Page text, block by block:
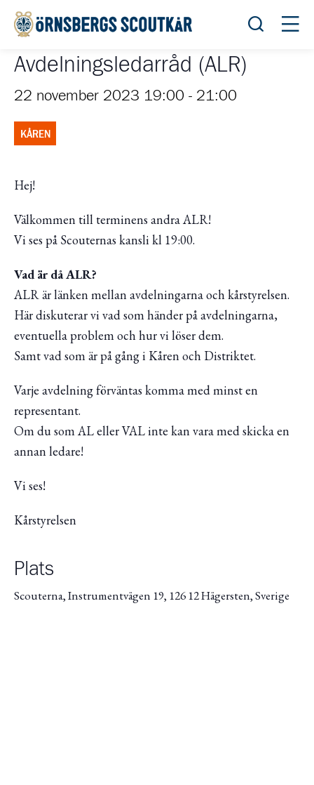
Öppna
Avdelningsledarråd (ALR)
22 november 2023 19:00 - 21:00
KÅREN
Hej!
Välkommen till terminens andra ALR!
Vi ses på Scouternas kansli kl 19:00.
Vad är då ALR?
ALR är länken mellan avdelningarna och kårstyrelsen.
Här diskuterar vi vad som händer på avdelningarna,
eventuella problem och hur vi löser dem.
Samt vad som är på gång i Kåren och Distriktet.
Varje avdelning förväntas komma med minst en
representant.
Om du som AL eller VAL inte kan vara med skicka en
annan ledare!
Vi ses!
Kårstyrelsen
Plats
Scouterna, Instrumentvägen 19, 126 12 Hägersten, Sverige